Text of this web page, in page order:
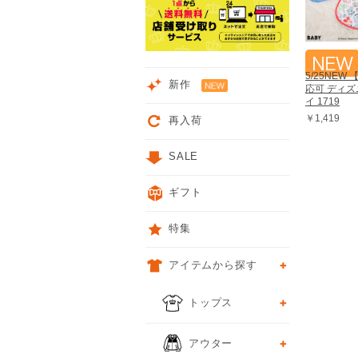
5/25NEW
応可 ディ
イ 1719
￥1,419
新作
再入荷
SALE
ギフト
特集
アイテムから探す
トップス
アウター